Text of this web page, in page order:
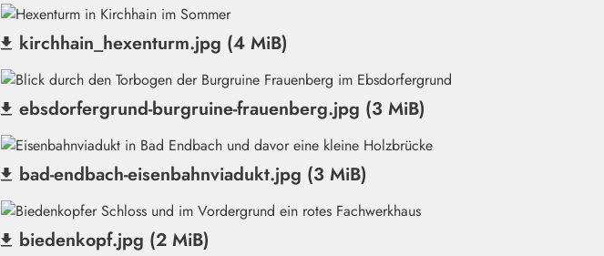
kirchhain_hexenturm.jpg (4 MiB)
(Datei herunterladen)
ebsdorfergrund-burgruine-frauenberg.jpg (3 MiB)
(Datei herunterladen)
bad-endbach-eisenbahnviadukt.jpg (3 MiB)
(Datei herunterladen)
biedenkopf.jpg (2 MiB)
(Datei herunterladen)